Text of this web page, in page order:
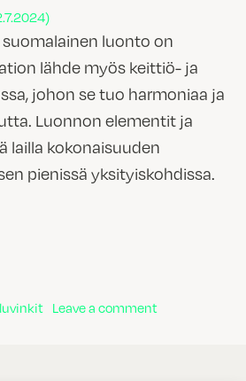
suomalainen luonto on
lähde myös keittiö- ja
johon se tuo harmoniaa ja
Luonnon elementit ja
lailla kokonaisuuden
pienissä yksityiskohdissa.
Luonto inspiraationa – uudet
Leave a commenton Luonto